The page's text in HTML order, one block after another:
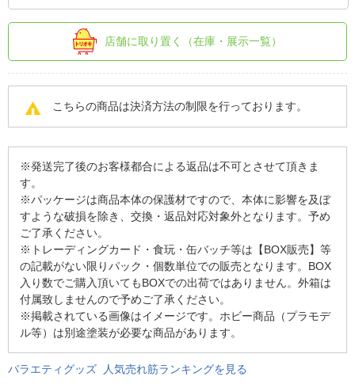
店舗に取り置く（在庫・展示一覧）
こちらの商品は決済方法の制限を行っております。
※発送完了後のお客様都合による返品は不可とさせて頂きま
す。
※パッケージは商品本体の保護材ですので、本体に影響を及ぼ
すような破損を除き、交換・返品対応対象外となります。予め
ご了承ください。
※トレーディングカード・食玩・缶バッチ等は【BOX販売】等
の記載がない限りパック・個数単位での販売となります。BOX
入り数でご購入頂いてもBOXでの出荷ではありません。外箱は
付属致しませんので予めご了承ください。
※掲載されている画像はイメージです。ホビー商品（プラモデ
ル等）は別途塗装が必要な商品があります。
バラエティグッズ 人気売れ筋ランキングを見る